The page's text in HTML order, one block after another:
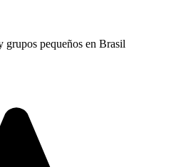
grupos pequeños en Brasil